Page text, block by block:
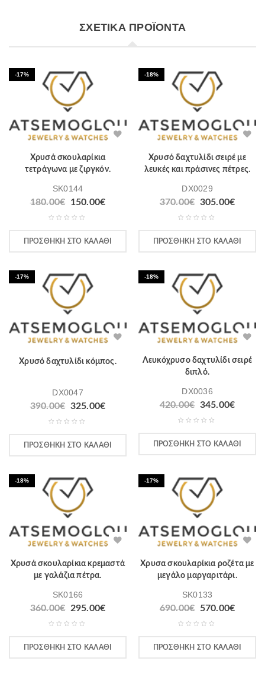
ΣΧΕΤΙΚΆ ΠΡΟΪΌΝΤΑ
-17%
Χρυσά σκουλαρίκια
τετράγωνα με ζιργκόν.
SK0144
180.00€ 150.00€
ΠΡΟΣΘΉΚΗ ΣΤΟ ΚΑΛΆΘΙ
-18%
Χρυσό δαχτυλίδι σειρέ με
λευκές και πράσινες πέτρες.
DX0029
370.00€ 305.00€
ΠΡΟΣΘΉΚΗ ΣΤΟ ΚΑΛΆΘΙ
-17%
Χρυσό δαχτυλίδι κόμπος.
DX0047
390.00€ 325.00€
ΠΡΟΣΘΉΚΗ ΣΤΟ ΚΑΛΆΘΙ
-18%
Λευκόχρυσο δαχτυλίδι σειρέ
διπλό.
DX0036
420.00€ 345.00€
ΠΡΟΣΘΉΚΗ ΣΤΟ ΚΑΛΆΘΙ
-18%
Χρυσά σκουλαρίκια κρεμαστά
με γαλάζια πέτρα.
SK0166
360.00€ 295.00€
ΠΡΟΣΘΉΚΗ ΣΤΟ ΚΑΛΆΘΙ
-17%
Χρυσα σκουλαρίκια ροζέτα με
μεγάλο μαργαριτάρι.
SK0133
690.00€ 570.00€
ΠΡΟΣΘΉΚΗ ΣΤΟ ΚΑΛΆΘΙ